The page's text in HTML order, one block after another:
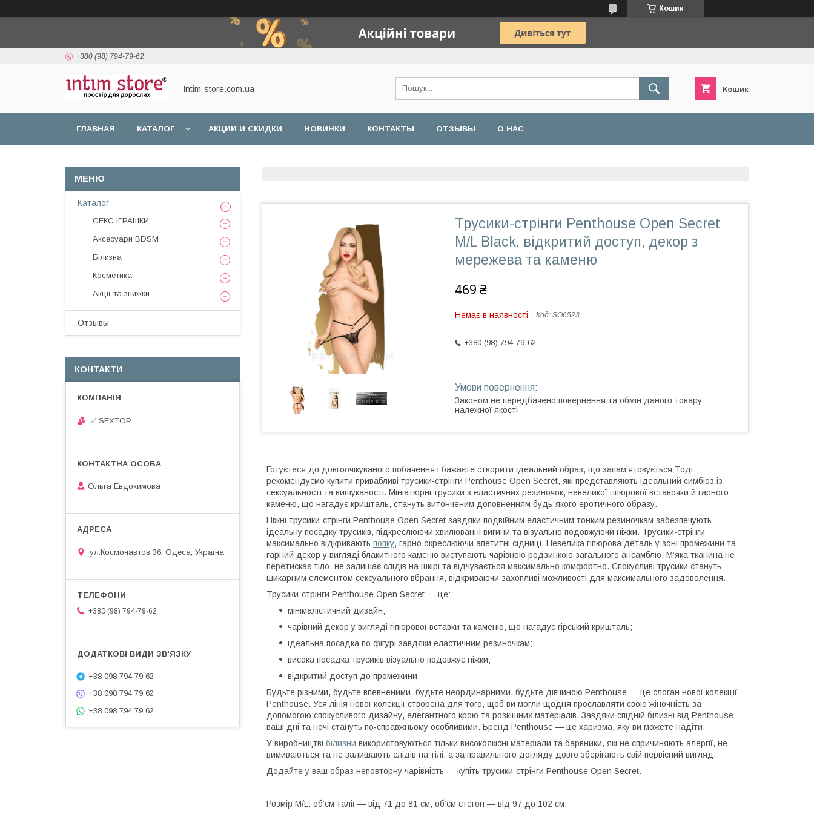
Кошик
+380 (98) 794-79-62
Intim-store.com.ua Кошик
ГЛАВНАЯ КАТАЛОГ АКЦИИ И СКИДКИ НОВИНКИ КОНТАКТЫ ОТЗЫВЫ О НАС
Трусики-стрінги Penthouse Open Secret
M/L Black, відкритий доступ, декор з
мережева та каменю
469 ₴
Немає в наявності Код: SO6523
+380 (98) 794-79-62
Законом не передбачено повернення та обмін даного товару
належної якості
Готуєтеся до довгоочікуваного побачення і бажаєте створити ідеальний образ, що запам’ятовується Тоді
рекомендуємо купити привабливі трусики-стрінги Penthouse Open Secret, які представляють ідеальний симбіоз із
сексуальності та вишуканості. Мініатюрні трусики з еластичних резиночок, невеликої гіпюрової вставочки й гарного
каменю, що нагадує кришталь, стануть витонченим доповненням будь-якого еротичного образу.
Ніжні трусики-стрінги Penthouse Open Secret завдяки подвійним еластичним тонким резиночкам забезпечують
ідеальну посадку трусиків, підкреслюючи хвилюванні вигини та візуально подовжуючи ніжки. Трусики-стрінги
максимально відкривають попку, гарно окреслюючи апетитні сідниці. Невелика гіпюрова деталь у зоні промежини та
гарний декор у вигляді блакитного каменю виступають чарівною родзинкою загального ансамблю. М’яка тканина не
перетискає тіло, не залишає слідів на шкірі та відчувається максимально комфортно. Спокусливі трусики стануть
шикарним елементом сексуального вбрання, відкриваючи захопливі можливості для максимального задоволення.
Трусики-стрінги Penthouse Open Secret — це:
мінімалістичний дизайн;
чарівний декор у вигляді гіпюрової вставки та каменю, що нагадує гірський кришталь;
ідеальна посадка по фігурі завдяки еластичним резиночкам;
висока посадка трусиків візуально подовжує ніжки;
відкритий доступ до промежини.
Будьте різними, будьте впевненими, будьте неординарними, будьте дівчиною Penthouse — це слоган нової колекції
Penthouse. Уся лінія нової колекції створена для того, щоб ви могли щодня прославляти свою жіночність за
допомогою спокусливого дизайну, елегантного крою та розкішних матеріалів. Завдяки спідній білизні від Penthouse
ваші дні та ночі стануть по-справжньому особливими. Бренд Penthouse — це харизма, яку ви можете надіти.
У виробництві білизни використовуються тільки високоякісні матеріали та барвники, які не спричиняють алергії, не
вимиваються та не залишають слідів на тілі, а за правильного догляду довго зберігають свій первісний вигляд.
Додайте у ваш образ неповторну чарівність — купіть трусики-стрінги Penthouse Open Secret.
Розмір M/L: об’єм талії — від 71 до 81 см; об’єм стегон — від 97 до 102 см.
Каталог
СЕКС ІГРАШКИ
Аксесуари BDSM
Білизна
Косметика
Акції та знижки
Отзывы
КОНТАКТИ
✅ SEXTOP
Ольга Евдокимова
ул.Космонавтов 36, Одеса, Україна
+380 (98) 794-79-62
+38 098 794 79 62
+38 098 794 79 62
+38 098 794 79 62